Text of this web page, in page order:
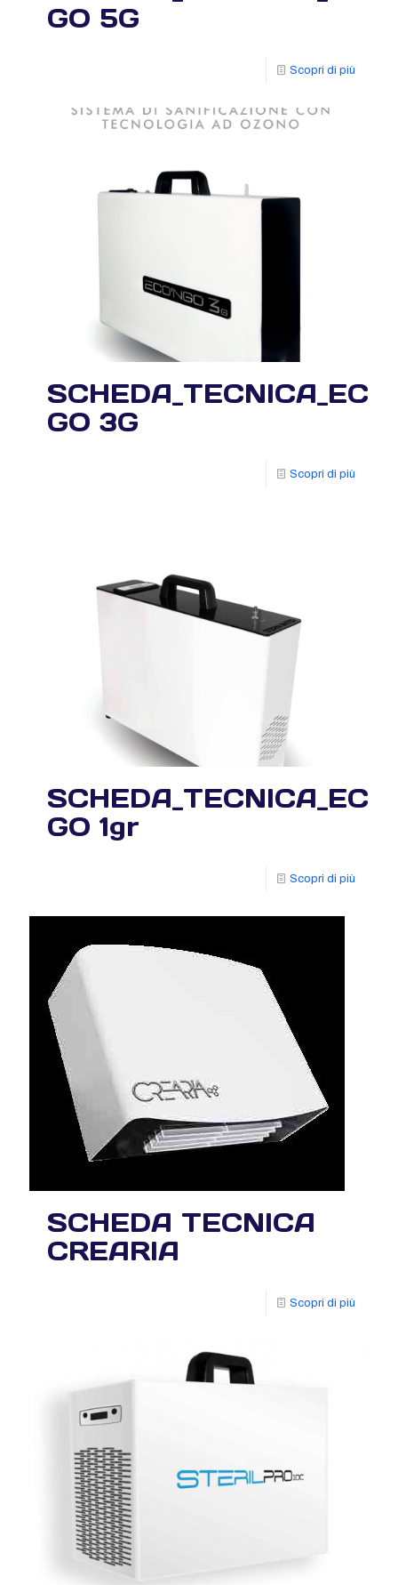
GO 5G
Scopri di più
GO 3G
Scopri di più
GO 1gr
Scopri di più
SCHEDA TECNICA
CREARIA
Scopri di più